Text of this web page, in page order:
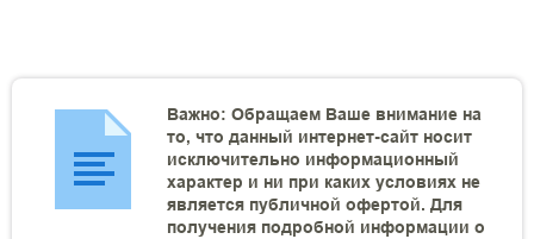
Важно: Обращаем Ваше внимание на
то, что данный интернет-сайт носит
исключительно информационный
характер и ни при каких условиях не
является публичной офертой. Для
получения подробной информации о